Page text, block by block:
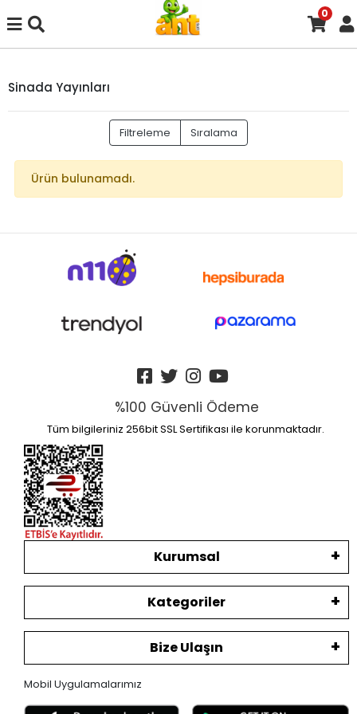
0
Sinada Yayınları
Filtreleme Sıralama
Ürün bulunamadı.
%100 Güvenli Ödeme
Tüm bilgileriniz 256bit SSL Sertifikası ile korunmaktadır.
Kurumsal
Kategoriler
Bize Ulaşın
Mobil Uygulamalarımız